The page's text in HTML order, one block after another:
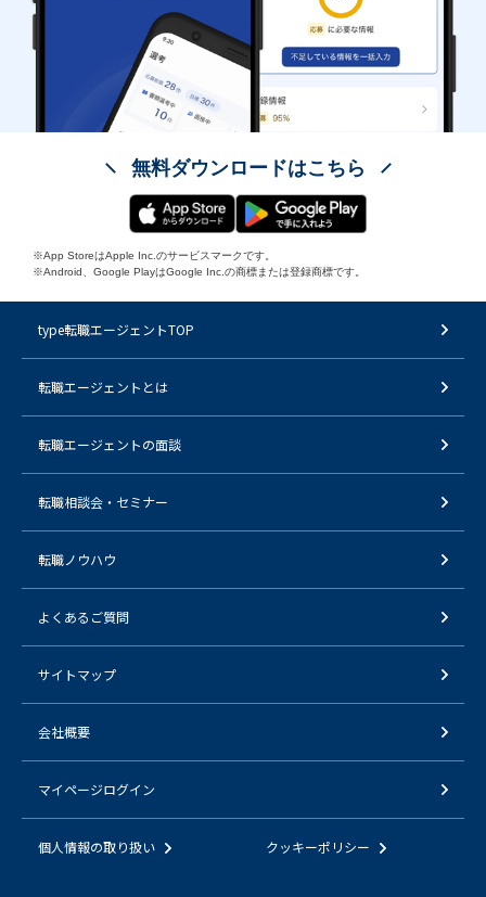
無料ダウンロードはこちら
※App StoreはApple Inc.のサービスマークです。
※Android、Google PlayはGoogle Inc.の商標または登録商標です。
type転職エージェントTOP
転職エージェントとは
転職エージェントの面談
転職相談会・セミナー
転職ノウハウ
よくあるご質問
サイトマップ
会社概要
マイページログイン
個人情報の取り扱い クッキーポリシー